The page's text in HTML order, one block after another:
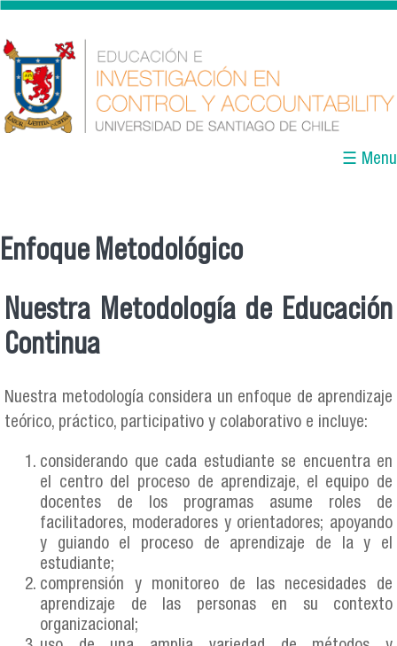
Pasar al contenido principal
☰ Menu
Se encuentra usted aquí
Enfoque Metodológico
Nuestra Metodología de Educación
Continua
Nuestra metodología considera un enfoque de aprendizaje
teórico, práctico, participativo y colaborativo e incluye:
considerando que cada estudiante se encuentra en
el centro del proceso de aprendizaje, el equipo de
docentes de los programas asume roles de
facilitadores, moderadores y orientadores; apoyando
y guiando el proceso de aprendizaje de la y el
estudiante;
comprensión y monitoreo de las necesidades de
aprendizaje de las personas en su contexto
organizacional;